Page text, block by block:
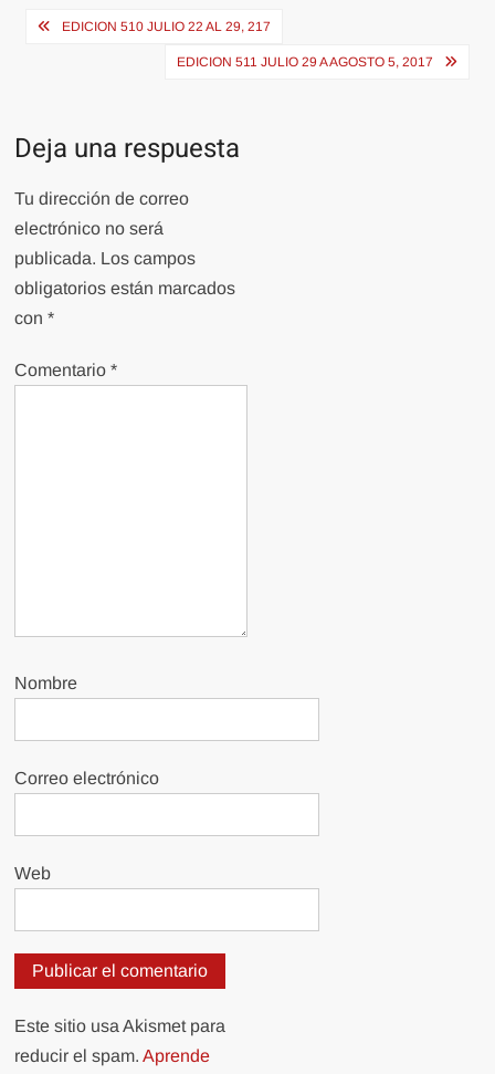
Navegación
EDICION 510 JULIO 22 AL 29, 217
EDICION 511 JULIO 29 A AGOSTO 5, 2017
Deja una respuesta
Tu dirección de correo
electrónico no será
publicada. Los campos
obligatorios están marcados
con*
Comentario*
Nombre
Correo electrónico
Web
Este sitio usa Akismet para
reducir el spam.Aprende